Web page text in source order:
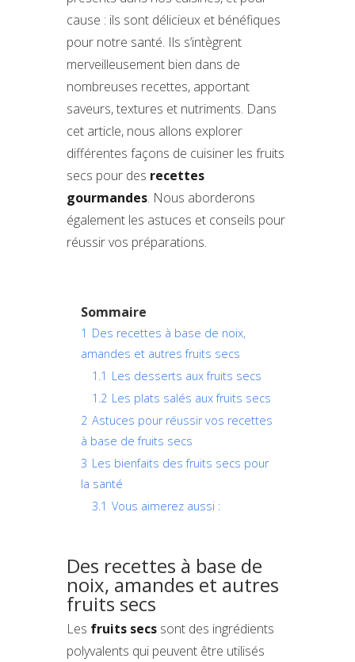
cause : ils sont délicieux et bénéfiques
pour notre santé. Ils s’intègrent
merveilleusement bien dans de
nombreuses recettes, apportant
saveurs, textures et nutriments. Dans
cet article, nous allons explorer
différentes façons de cuisiner les fruits
secs pour des recettes
gourmandes. Nous aborderons
également les astuces et conseils pour
réussir vos préparations.
Sommaire
1 Des recettes à base de noix,
amandes et autres fruits secs
1.1 Les desserts aux fruits secs
1.2 Les plats salés aux fruits secs
2 Astuces pour réussir vos recettes
à base de fruits secs
3 Les bienfaits des fruits secs pour
la santé
3.1 Vous aimerez aussi :
Des recettes à base de
noix, amandes et autres
fruits secs
Les fruits secs sont des ingrédients
polyvalents qui peuvent être utilisés